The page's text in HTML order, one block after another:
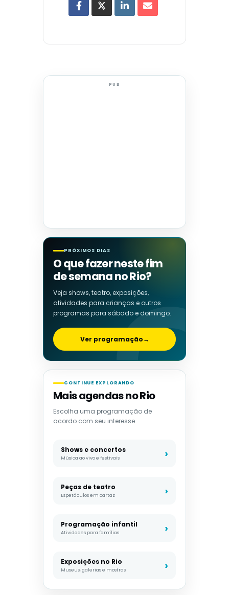
PUB
PRÓXIMOS DIAS
O que fazer neste fim
de semana no Rio?
Veja shows, teatro, exposições,
atividades para crianças e outros
programas para sábado e domingo.
Ver programação→
CONTINUE EXPLORANDO
Mais agendas no Rio
Escolha uma programação de
acordo com seu interesse.
Shows e concertos
Música ao vivo e festivais
Peças de teatro
Espetáculos em cartaz
Programação infantil
Atividades para famílias
Exposições no Rio
Museus, galerias e mostras